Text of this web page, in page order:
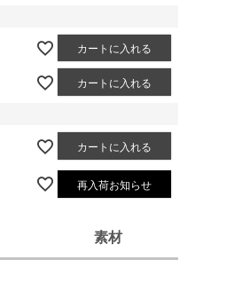
カートに入れる
カートに入れる
カートに入れる
再入荷お知らせ
素材